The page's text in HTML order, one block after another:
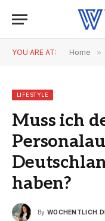
YOU ARE AT: Home »
LIFESTYLE
Muss ich
haben?
By